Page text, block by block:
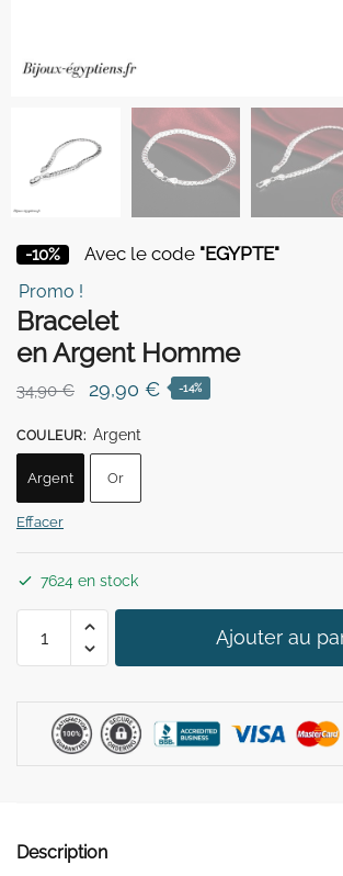
-10% Avec le code "EGYPTE"
Promo !
Bracelet
en Argent Homme
34,90€
Le
initial
était :
34,90 €.
29,90 €Le-14%
COULEUR: Argent
Argent Or
Effacer
7624 en stock
Argent
Homme
Ajouter au
Description